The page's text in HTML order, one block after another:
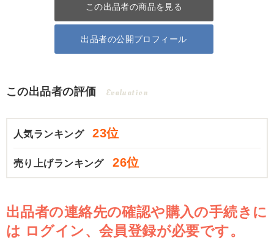
この出品者の商品を見る
出品者の公開プロフィール
この出品者の評価 Evaluation
人気ランキング 23位
売り上げランキング 26位
出品者の連絡先の確認や購入の手続きに
は ログイン、会員登録が必要です。